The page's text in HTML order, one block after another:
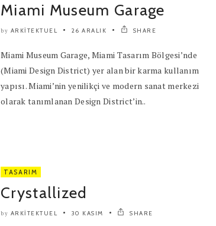
Miami Museum Garage
by ARKITEKTUEL 26 ARALIK SHARE
Miami Museum Garage, Miami Tasarım Bölgesi’nde
(Miami Design District) yer alan bir karma kullanım
yapısı. Miami’nin yenilikçi ve modern sanat merkezi
olarak tanımlanan Design District’in..
TASARIM
Crystallized
by ARKITEKTUEL 30 KASIM SHARE